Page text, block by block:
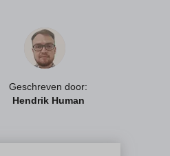
Geschreven door:
Hendrik Human